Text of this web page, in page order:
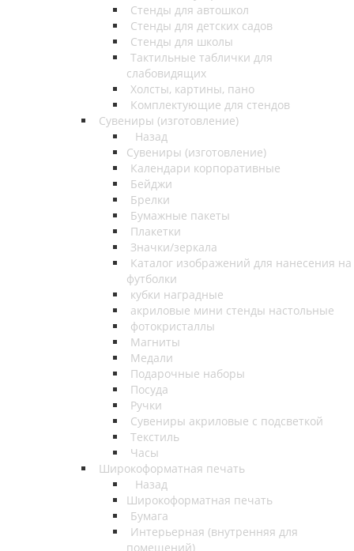
Стенды для автошкол
Стенды для детских садов
Стенды для школы
Тактильные таблички для
слабовидящих
Холсты, картины, пано
Комплектующие для стендов
Сувениры (изготовление)
Назад
Сувениры (изготовление)
Календари корпоративные
Бейджи
Брелки
Бумажные пакеты
Плакетки
Значки/зеркала
Каталог изображений для нанесения на
футболки
кубки наградные
акриловые мини стенды настольные
фотокристаллы
Магниты
Медали
Подарочные наборы
Посуда
Ручки
Сувениры акриловые с подсветкой
Текстиль
Часы
Широкоформатная печать
Назад
Широкоформатная печать
Бумага
Интерьерная (внутренняя для
помещений)